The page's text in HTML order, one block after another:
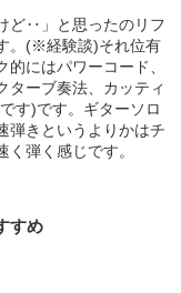
ど‥」と思ったのリフ
。(※経験談)それ位有
にはパワーコード、
ターブ奏法、カッティ
す)です。ギターソロ
弾きというよりかはチ
弾く感じです。
すめ